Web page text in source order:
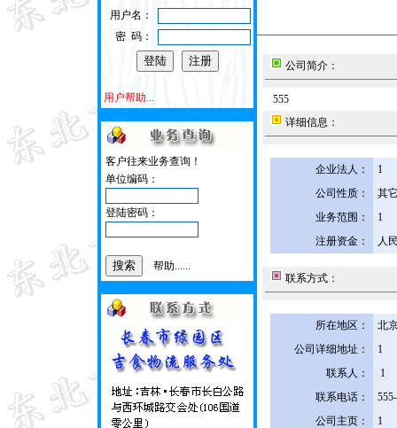
用户名：
密 码：
用户帮助...
客户往来业务查询！
单位编码：
登陆密码：
帮助......
公司简介：
555
详细信息：
企业法人：
1
公司性质：
其
业务范围：
1
注册资金：
人
联系方式：
所在地区：
北
公司详细地址：
1
联系人：
1
联系电话：
公司主页：
1